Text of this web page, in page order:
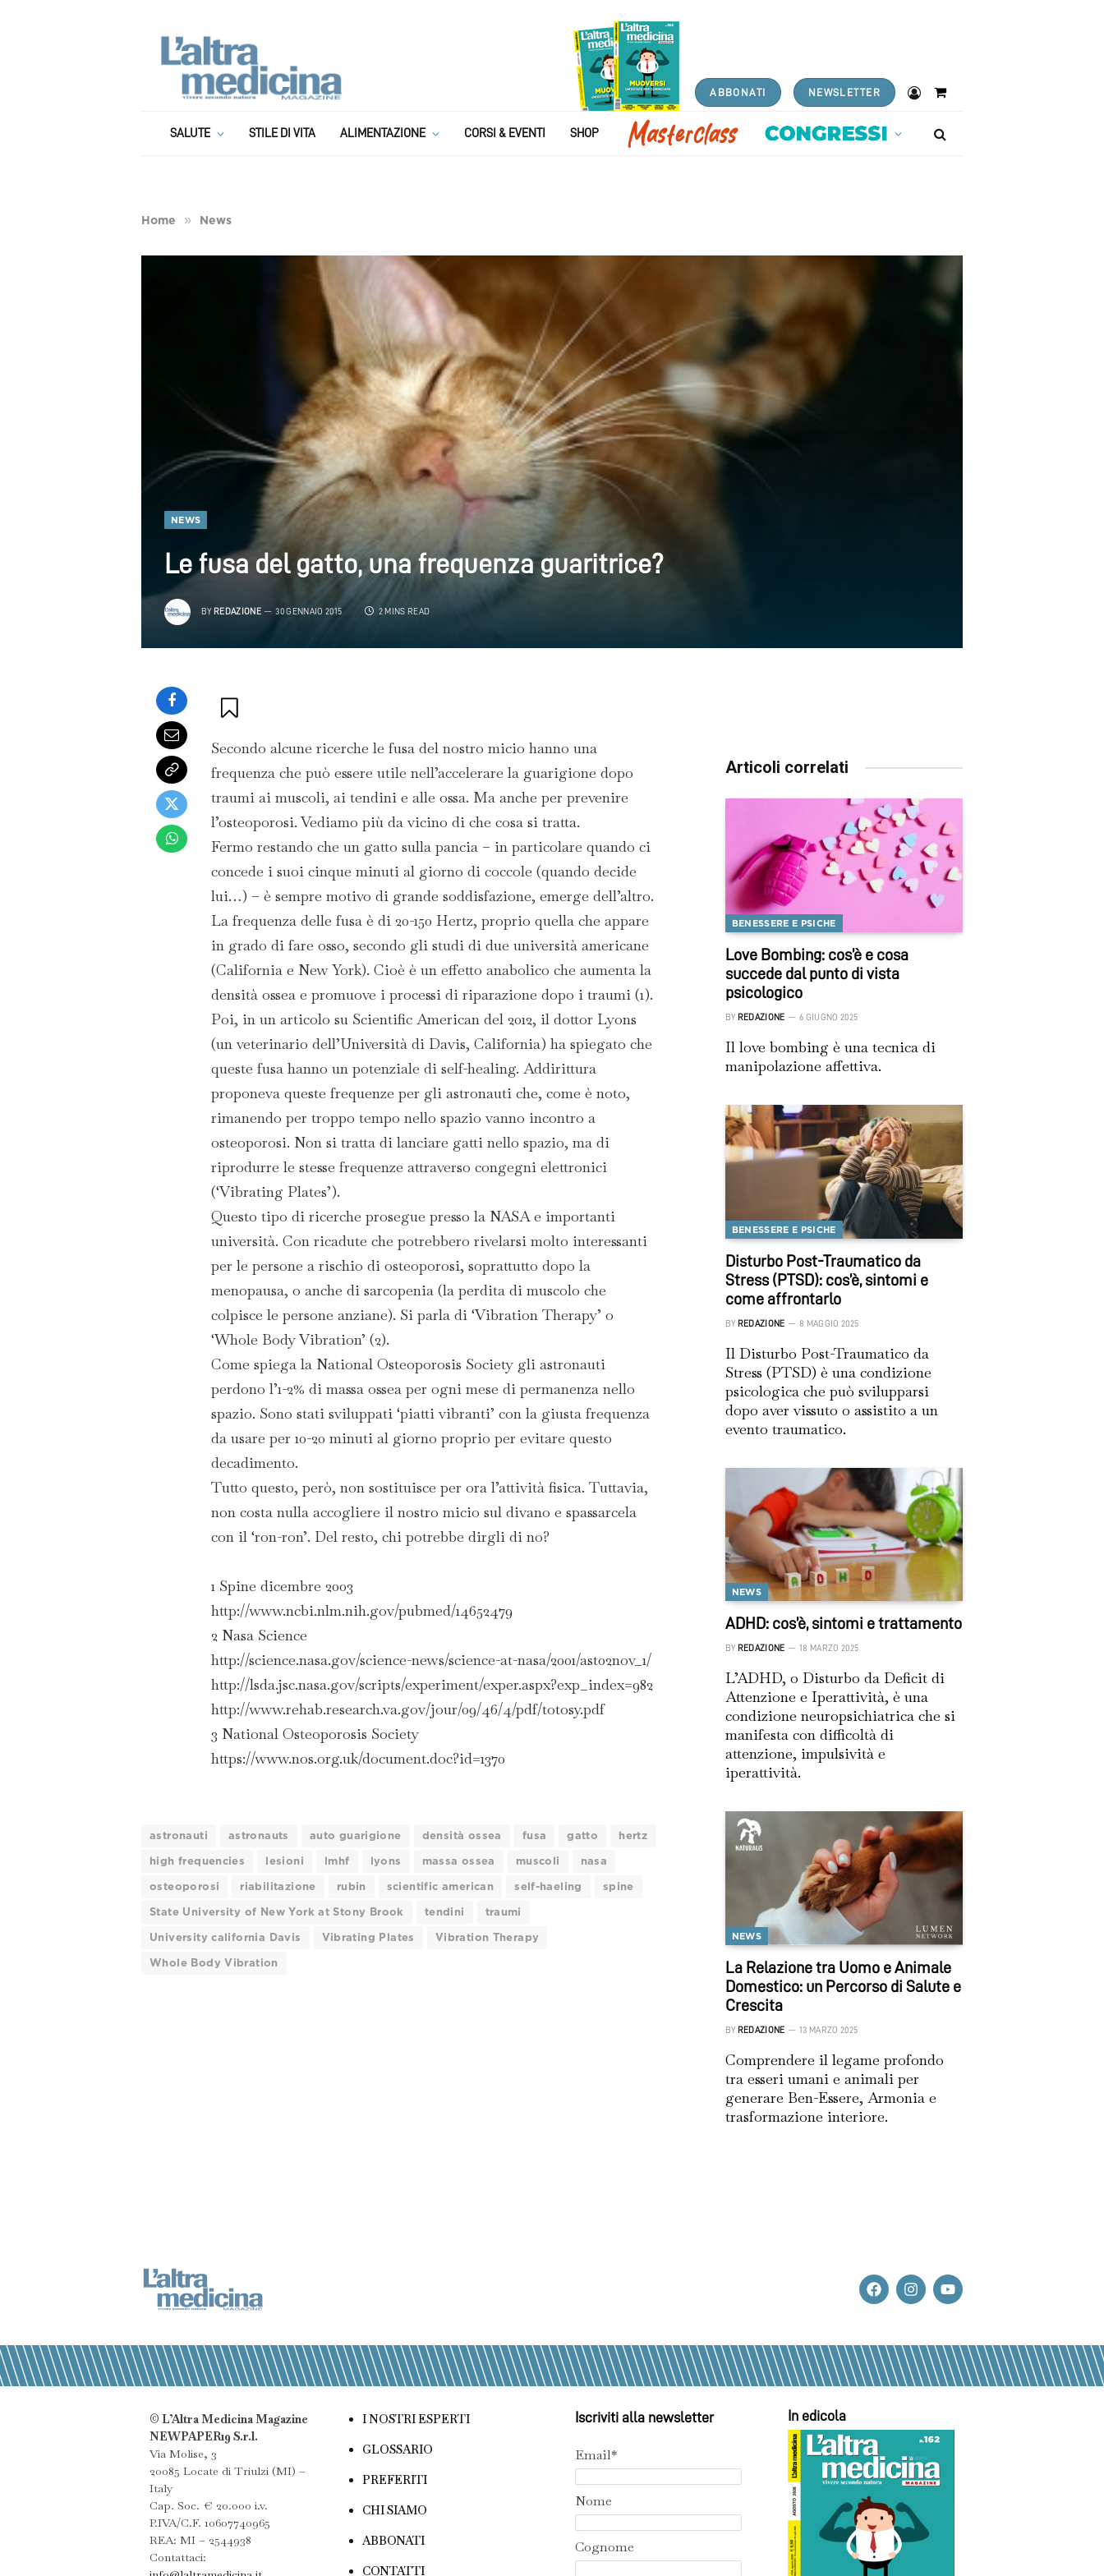
ABBONATI NEWSLETTER
Shopping
SALUTE STILE DI VITA ALIMENTAZIONE CORSI & EVENTI SHOP
Home » News
NEWS
Le fusa del gatto, una frequenza guaritrice?
BY REDAZIONE 30 GENNAIO 2015 2 MINS READ
Secondo alcune ricerche le fusa del nostro micio hanno una
frequenza che può essere utile nell’accelerare la guarigione dopo
traumi ai muscoli, ai tendini e alle ossa. Ma anche per prevenire
l’osteoporosi. Vediamo più da vicino di che cosa si tratta.
Fermo restando che un gatto sulla pancia – in particolare quando ci
concede i suoi cinque minuti al giorno di coccole (quando decide
lui…) – è sempre motivo di grande soddisfazione, emerge dell’altro.
La frequenza delle fusa è di 20-150 Hertz, proprio quella che appare
in grado di fare osso, secondo gli studi di due università americane
(California e New York). Cioè è un effetto anabolico che aumenta la
densità ossea e promuove i processi di riparazione dopo i traumi (1).
Poi, in un articolo su Scientific American del 2012, il dottor Lyons
(un veterinario dell’Università di Davis, California) ha spiegato che
queste fusa hanno un potenziale di self-healing. Addirittura
proponeva queste frequenze per gli astronauti che, come è noto,
rimanendo per troppo tempo nello spazio vanno incontro a
osteoporosi. Non si tratta di lanciare gatti nello spazio, ma di
riprodurre le stesse frequenze attraverso congegni elettronici
(‘Vibrating Plates’).
Questo tipo di ricerche prosegue presso la NASA e importanti
università. Con ricadute che potrebbero rivelarsi molto interessanti
per le persone a rischio di osteoporosi, soprattutto dopo la
menopausa, o anche di sarcopenia (la perdita di muscolo che
colpisce le persone anziane). Si parla di ‘Vibration Therapy’ o
‘Whole Body Vibration’ (2).
Come spiega la National Osteoporosis Society gli astronauti
perdono l’1-2% di massa ossea per ogni mese di permanenza nello
spazio. Sono stati sviluppati ‘piatti vibranti’ con la giusta frequenza
da usare per 10-20 minuti al giorno proprio per evitare questo
decadimento.
Tutto questo, però, non sostituisce per ora l’attività fisica. Tuttavia,
non costa nulla accogliere il nostro micio sul divano e spassarcela
con il ‘ron-ron’. Del resto, chi potrebbe dirgli di no?
1 Spine dicembre 2003
http://www.ncbi.nlm.nih.gov/pubmed/14652479
2 Nasa Science
http://science.nasa.gov/science-news/science-at-nasa/2001/ast02nov_1/
http://lsda.jsc.nasa.gov/scripts/experiment/exper.aspx?exp_index=982
http://www.rehab.research.va.gov/jour/09/46/4/pdf/totosy.pdf
3 National Osteoporosis Society
https://www.nos.org.uk/document.doc?id=1370
astronauti astronauts auto guarigione densità ossea fusa gatto hertz
high frequencies lesioni lmhf lyons massa ossea muscoli nasa
osteoporosi riabilitazione rubin scientific american self-haeling spine
State University of New York at Stony Brook tendini traumi
University california Davis Vibrating Plates Vibration Therapy
Whole Body Vibration
Articoli correlati
BENESSERE E PSICHE
Love Bombing: cos’è e cosa
succede dal punto di vista
psicologico
BY REDAZIONE 6 GIUGNO 2025
Il love bombing è una tecnica di
manipolazione affettiva.
BENESSERE E PSICHE
Disturbo Post-Traumatico da
Stress (PTSD): cos’è, sintomi e
come affrontarlo
BY REDAZIONE 8 MAGGIO 2025
Il Disturbo Post-Traumatico da
Stress (PTSD) è una condizione
psicologica che può svilupparsi
dopo aver vissuto o assistito a un
evento traumatico.
NEWS
ADHD: cos’è, sintomi e trattamento
BY REDAZIONE 18 MARZO 2025
L’ADHD, o Disturbo da Deficit di
Attenzione e Iperattività, è una
condizione neuropsichiatrica che si
manifesta con difficoltà di
attenzione, impulsività e
iperattività.
NEWS
La Relazione tra Uomo e Animale
Domestico: un Percorso di Salute e
Crescita
BY REDAZIONE 13 MARZO 2025
Comprendere il legame profondo
tra esseri umani e animali per
generare Ben-Essere, Armonia e
trasformazione interiore.
© L’Altra Medicina Magazine
NEWPAPER19 S.r.l.
Via Molise, 3
20085 Locate di Triulzi (MI) –
Italy
Cap. Soc. € 20.000 i.v.
P.IVA/C.F. 10607740965
REA: MI – 2544938
Contattaci:
I NOSTRI ESPERTI
GLOSSARIO
PREFERITI
CHI SIAMO
ABBONATI
CONTATTI
Iscriviti alla newsletter
Email*
Nome
Cognome
In edicola